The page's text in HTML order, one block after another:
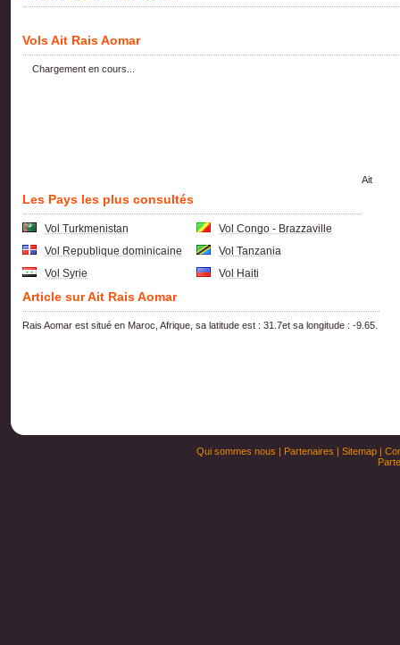
Vols Ait Rais Aomar
Chargement en cours...
Les Pays les plus consultés
Vol Turkmenistan
Vol Congo - Brazzaville
Vol Republique dominicaine
Vol Tanzania
Vol Syrie
Vol Haiti
Article sur Ait Rais Aomar
Ait
Rais Aomar est situé en Maroc, Afrique, sa latitude est : 31.7et sa longitude : -9.65.
Qui sommes nous | Partenaires | Sitemap|